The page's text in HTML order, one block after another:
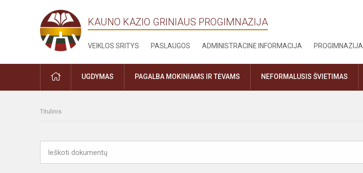
KAUNO KAZIO GRINIAUS PROGIMNAZIJA
VEIKLOS SRITYS PASLAUGOS ADMINISTRACINĖ INFORMACIJA PROGIMNAZIJA
PRADŽIAUGDYMAS PAGALBA MOKINIAMS IR TĖVAMS NEFORMALUSIS ŠVIETIMAS
Titulinis